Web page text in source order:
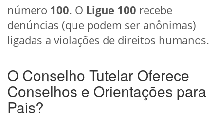
número 100. O Ligue 100 recebe
denúncias (que podem ser anônimas)
ligadas a violações de direitos humanos.
O Conselho Tutelar Oferece
Conselhos e Orientações para
Pais?